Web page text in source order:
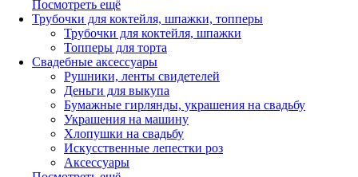
Посмотреть ещё
Трубочки для коктейля, шпажки, топперы
Трубочки для коктейля, шпажки
Топперы для торта
Свадебные аксессуары
Рушники, ленты свидетелей
Деньги для выкупа
Бумажные гирлянды, украшения на свадьбу
Украшения на машину
Хлопушки на свадьбу
Искусственные лепестки роз
Аксессуары